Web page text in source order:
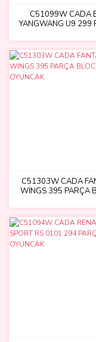
C51099W CADA
YANGWANG U9 299
C51303W CADA
WİNGS 395 PARÇA